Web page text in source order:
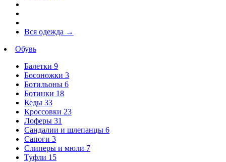
Вся одежда →
Обувь
Балетки 9
Босоножки 3
Ботильоны 6
Ботинки 18
Кеды 33
Кроссовки 23
Лоферы 31
Сандалии и шлепанцы 6
Сапоги 3
Слиперы и мюли 7
Туфли 15